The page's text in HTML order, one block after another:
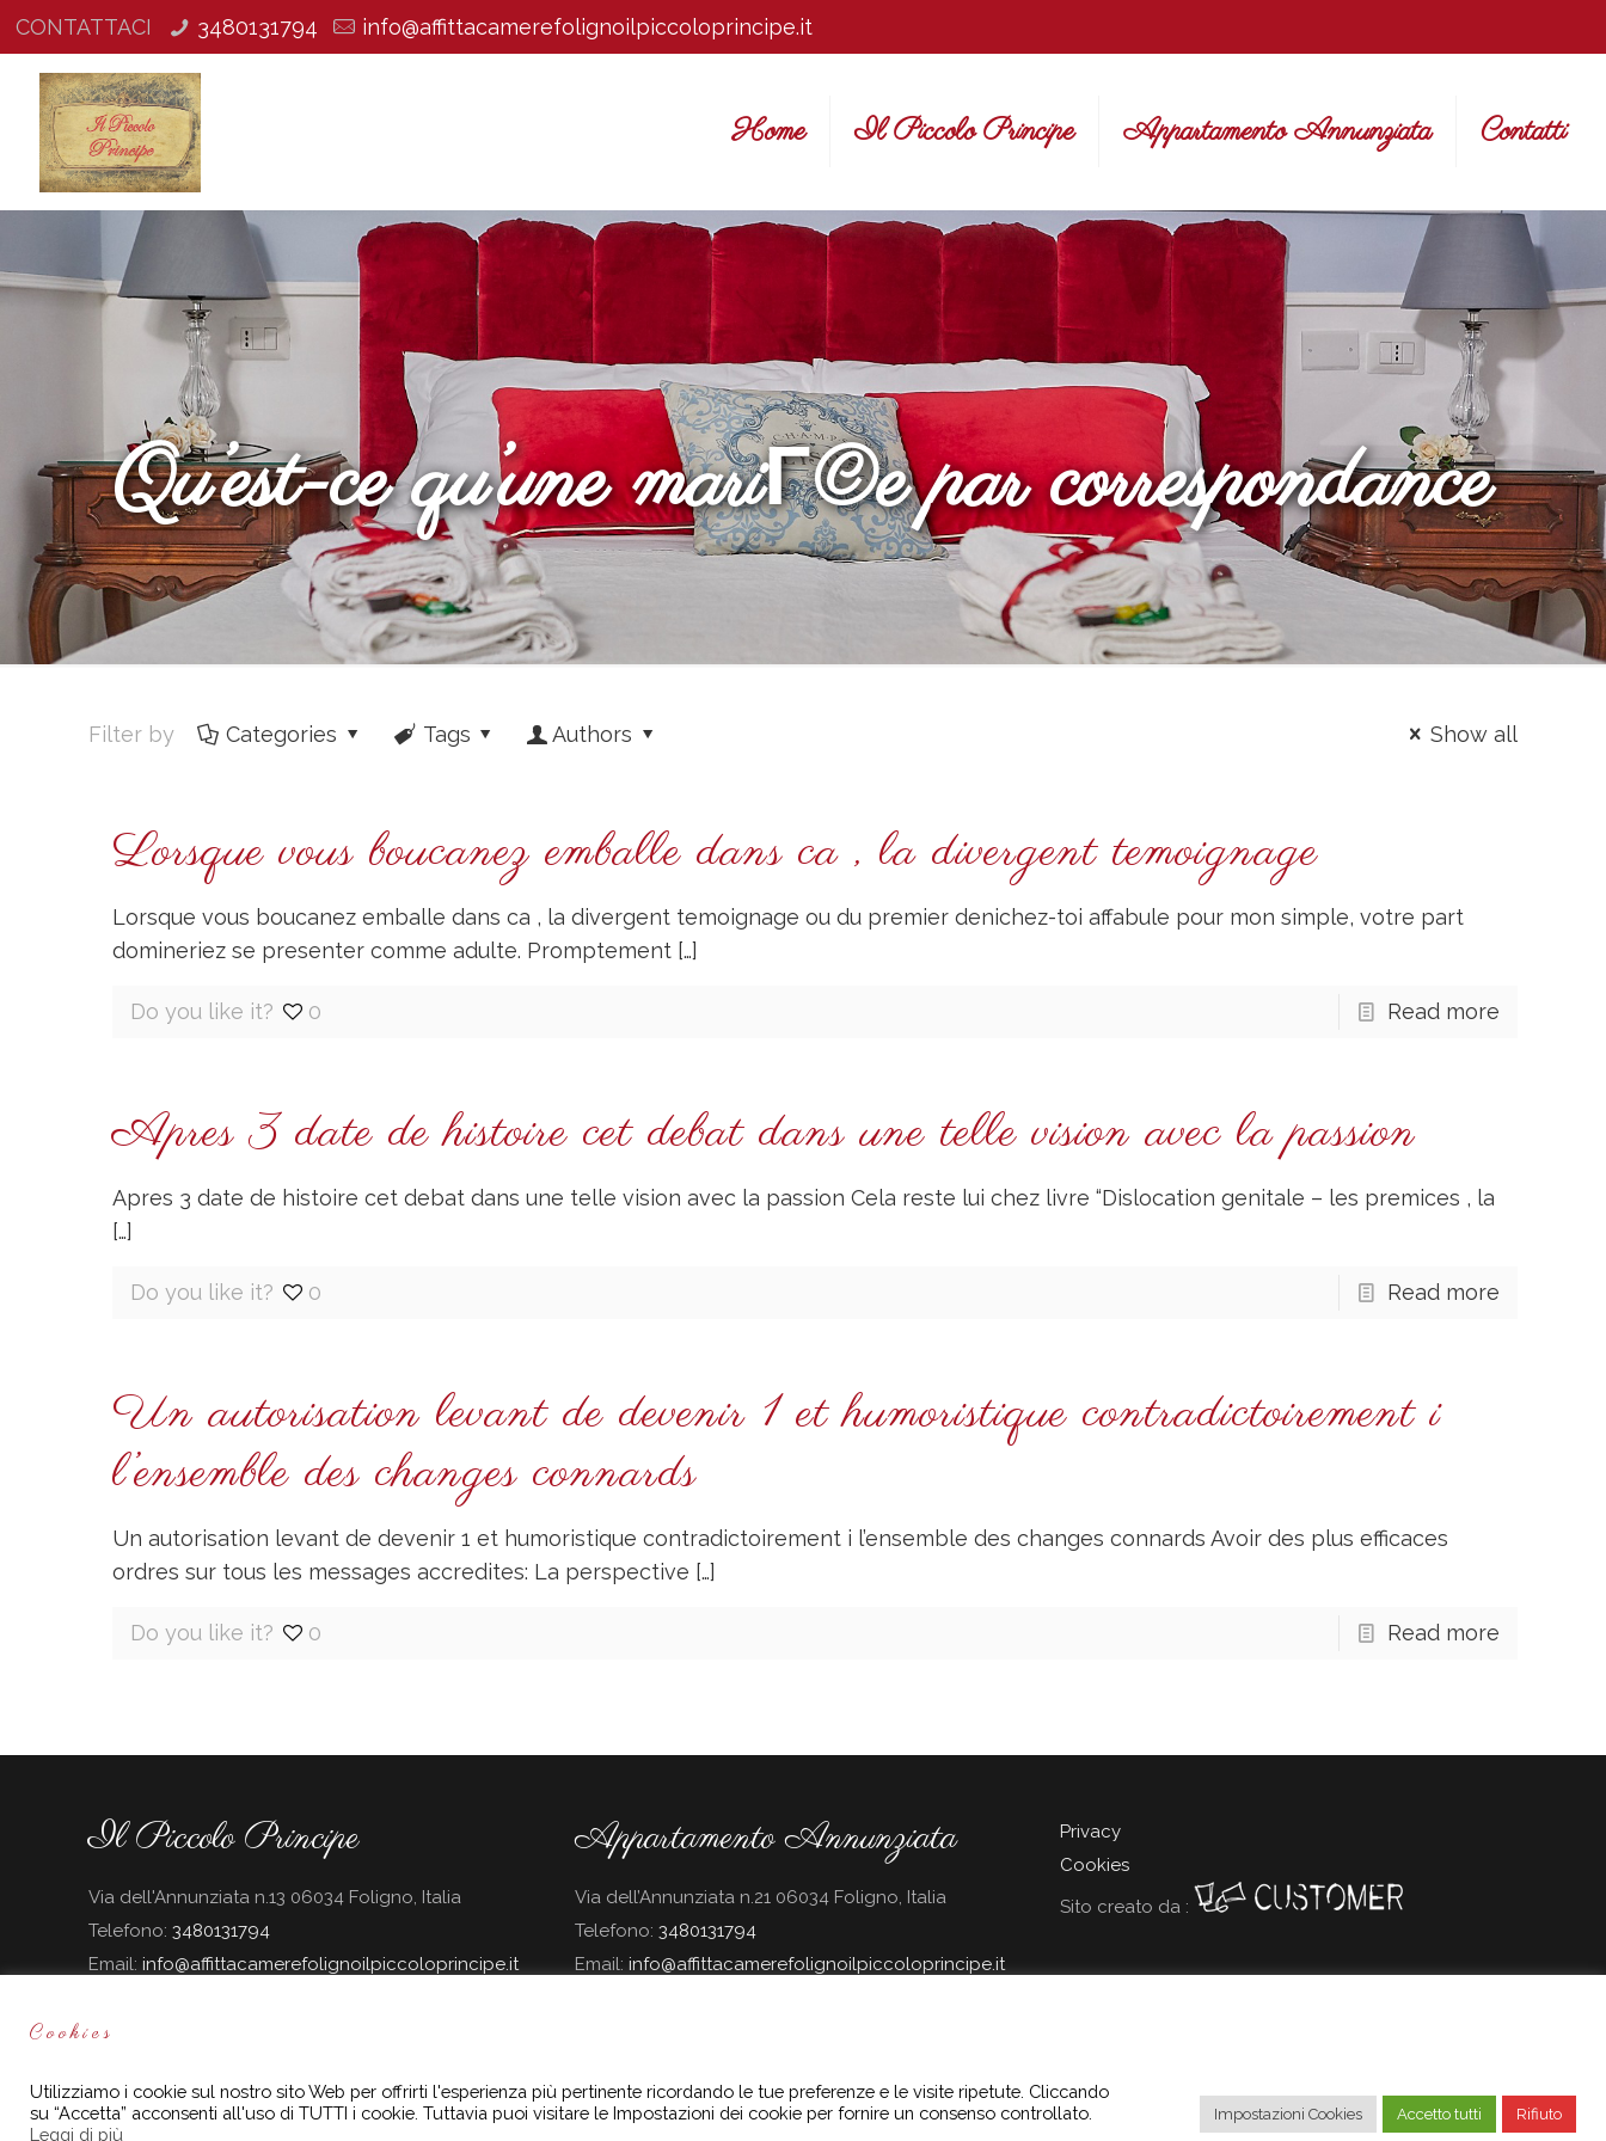
CONTATTACI 3480131794 info@affittacamerefolignoilpiccoloprincipe.it
Home Il Piccolo Principe Appartamento Annunziata Contatti
Qu’est-ce qu’une mariГ©e par correspondance
Filter by Categories Tags Authors Show all
Lorsque vous boucanez emballe dans ca , la divergent temoignage
Lorsque vous boucanez emballe dans ca , la divergent temoignage ou du premier denichez-toi affabule pour mon simple, votre part
domineriez se presenter comme adulte. Promptement […]
Do you like it? 0 Read more
Apres 3 date de histoire cet debat dans une telle vision avec la passion
Apres 3 date de histoire cet debat dans une telle vision avec la passion Cela reste lui chez livre “Dislocation genitale – les premices , la
[…]
Do you like it? 0 Read more
Un autorisation levant de devenir 1 et humoristique contradictoirement i
l’ensemble des changes connards
Un autorisation levant de devenir 1 et humoristique contradictoirement i l’ensemble des changes connards Avoir des plus efficaces
ordres sur tous les messages accredites: La perspective […]
Do you like it? 0 Read more
Il Piccolo Principe
Via dell'Annunziata n.13 06034 Foligno, Italia
Telefono:3480131794
Email:info@affittacamerefolignoilpiccoloprincipe.it
Appartamento Annunziata
Via dell’Annunziata n.21 06034 Foligno, Italia
Telefono: 3480131794
Email: info@affittacamerefolignoilpiccoloprincipe.it
Privacy
Cookies
Sito creato da :
dati personali immessi nel sito sono trattati con le modalità e le finalità descritte nella pagina Privacy e Cookies.
Cookies
Utilizziamo i cookie sul nostro sito Web per offrirti l'esperienza più pertinente ricordando le tue preferenze e le visite ripetute. Cliccando
su “Accetta” acconsenti all'uso di TUTTI i cookie. Tuttavia puoi visitare le Impostazioni dei cookie per fornire un consenso controllato.
Leggi di più
Impostazioni Cookies Accetto tutti Rifiuto